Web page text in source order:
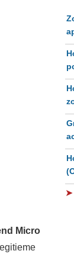
Micro
➤